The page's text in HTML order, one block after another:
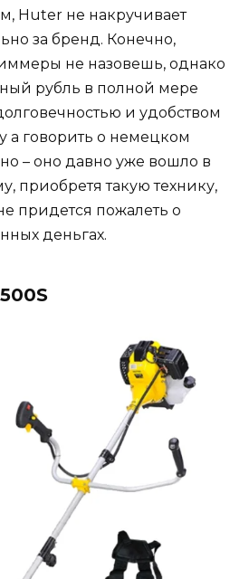
Huter не накручивает
за бренд. Конечно,
не назовешь, однако
рубль в полной мере
и удобством
а говорить о немецком
– оно давно уже вошло в
приобретя такую технику,
придется пожалеть о
деньгах.